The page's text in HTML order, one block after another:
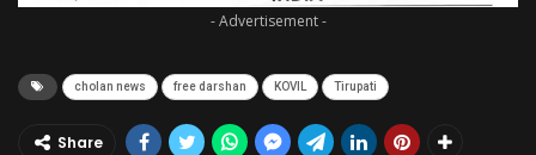
- Advertisement -
cholan news free darshan KOVIL Tirupati
Share